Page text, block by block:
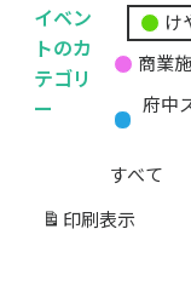
イベン
トのカ
テゴリ
ー
無
題
カ
ゴ
リ
け
商業
府中
すべて
印刷 表示